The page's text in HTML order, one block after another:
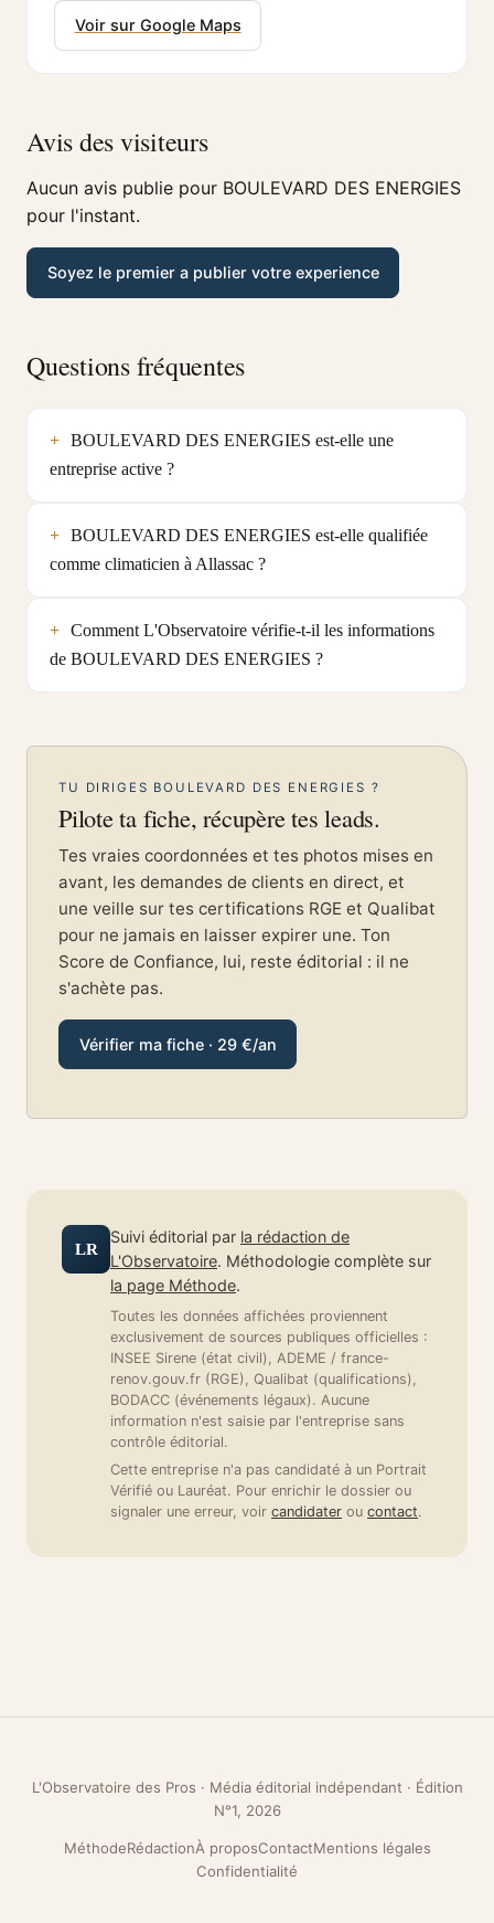
Voir sur Google Maps
Avis des visiteurs
Aucun avis publie pour BOULEVARD DES ENERGIES
pour l'instant.
Soyez le premier a publier votre experience
Questions fréquentes
BOULEVARD DES ENERGIES est-elle une
entreprise active ?
BOULEVARD DES ENERGIES est-elle qualifiée
comme climaticien à Allassac ?
Comment L'Observatoire vérifie-t-il les informations
de BOULEVARD DES ENERGIES ?
TU DIRIGES BOULEVARD DES ENERGIES ?
Pilote ta fiche, récupère tes leads.
Tes vraies coordonnées et tes photos mises en
avant, les demandes de clients en direct, et
une veille sur tes certifications RGE et Qualibat
pour ne jamais en laisser expirer une. Ton
Score de Confiance, lui, reste éditorial : il ne
s'achète pas.
Vérifier ma fiche · 29 €/an
LR
Suivi éditorial par la rédaction de
L'Observatoire. Méthodologie complète sur
la page Méthode.
Toutes les données affichées proviennent
exclusivement de sources publiques officielles :
INSEE Sirene (état civil), ADEME / france-
renov.gouv.fr (RGE), Qualibat (qualifications),
BODACC (événements légaux). Aucune
information n'est saisie par l'entreprise sans
contrôle éditorial.
Cette entreprise n'a pas candidaté à un Portrait
Vérifié ou Lauréat. Pour enrichir le dossier ou
signaler une erreur, voir candidater ou contact.
L'Observatoire des Pros · Média éditorial indépendant · Édition
N°1, 2026
MéthodeRédactionÀ proposContactMentions légales
Confidentialité